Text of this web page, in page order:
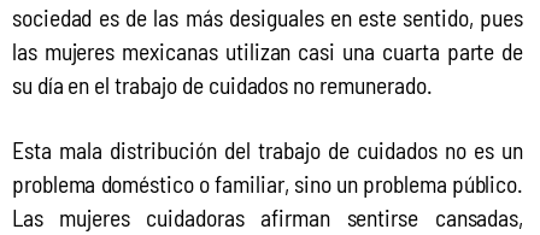
sociedad es de las más desiguales en este sentido, pues
las mujeres mexicanas utilizan casi una cuarta parte de
su día en el trabajo de cuidados no remunerado.
Esta mala distribución del trabajo de cuidados no es un
problema doméstico o familiar, sino un problema público.
Las mujeres cuidadoras afirman sentirse cansadas,